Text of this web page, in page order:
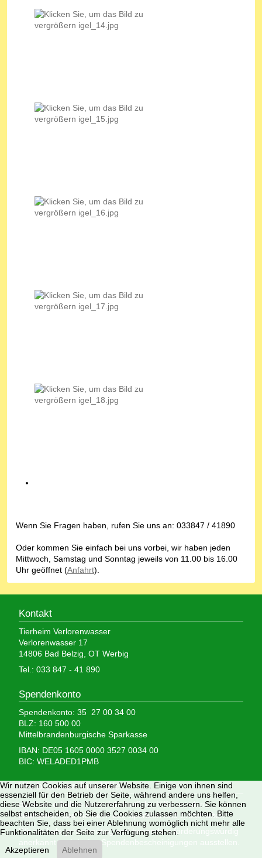
Wenn Sie Fragen haben, rufen Sie uns an: 033847 / 41890
Oder kommen Sie einfach bei uns vorbei, wir haben jeden
Mittwoch, Samstag und Sonntag jeweils von 11.00 bis 16.00
Uhr geöffnet (Anfahrt).
Kontakt
Tierheim Verlorenwasser
Verlorenwasser 17
14806 Bad Belzig, OT Werbig
Tel.: 033 847 - 41 890
Spendenkonto
Spendenkonto: 35 27 00 34 00
BLZ: 160 500 00
Mittelbrandenburgische Sparkasse
IBAN: DE05 1605 0000 3527 0034 00
BIC: WELADED1PMB
Wir brauchen Ihre Hilfe,
denn wir erhalten keinerlei staatliche Hilfe, sondern
finanzieren das Tierheim aus Spenden und Erbschaften.
Wir sind als gemeinnützig und besonders förderungswürdig
anerkannt und dürfen Spendenbescheinigungen ausstellen.
Wir nutzen Cookies auf unserer Website. Einige von ihnen sind
essenziell für den Betrieb der Seite, während andere uns helfen,
diese Website und die Nutzererfahrung zu verbessern. Sie können
selbst entscheiden, ob Sie die Cookies zulassen möchten. Bitte
beachten Sie, dass bei einer Ablehnung womöglich nicht mehr alle
Funktionalitäten der Seite zur Verfügung stehen.
Akzeptieren
Ablehnen